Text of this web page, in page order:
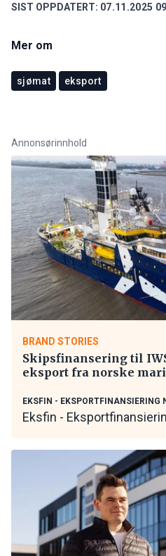
SIST OPPDATERT: 07.11.2025
Mer om
sjømat eksport
Annonsørinnhold
BRAND STORIES
Skipsfinansering til
eksport fra norske
EKSFIN - EKSPORTFINANSIERING
Eksfin -